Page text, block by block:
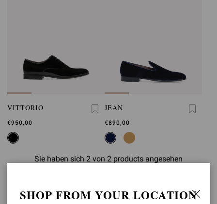
VITTORIO
€950,00
JEAN
€890,00
Sie haben sich 2 von 2 products angesehen
SHOP FROM YOUR LOCATION